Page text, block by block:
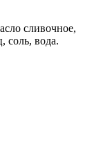
сливочное,
соль, вода.